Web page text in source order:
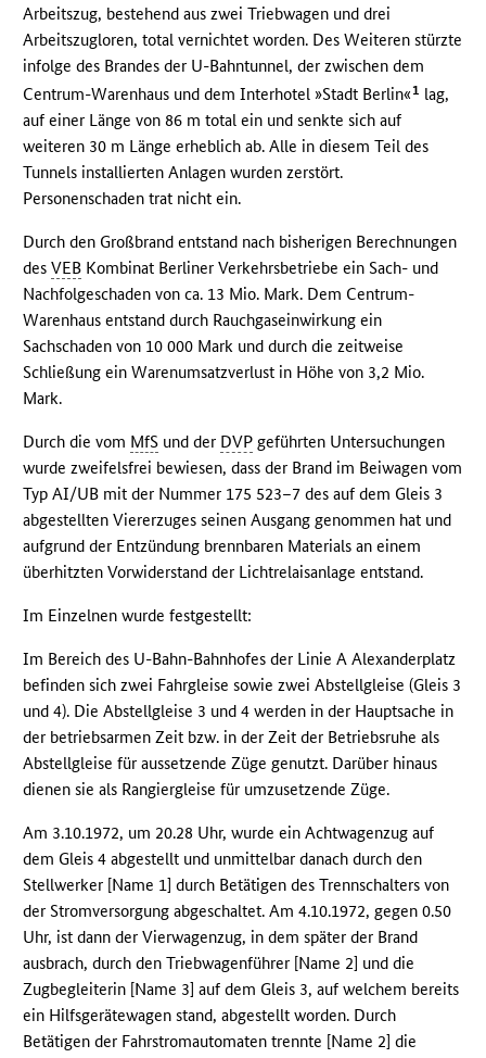
Arbeitszug, bestehend aus zwei Triebwagen und drei
Arbeitszugloren, total vernichtet worden. Des Weiteren stürzte
infolge des Brandes der U-Bahntunnel, der zwischen dem
Centrum-Warenhaus und dem Interhotel »Stadt Berlin«1 lag,
auf einer Länge von 86 m total ein und senkte sich auf
weiteren 30 m Länge erheblich ab. Alle in diesem Teil des
Tunnels installierten Anlagen wurden zerstört.
Personenschaden trat nicht ein.
Durch den Großbrand entstand nach bisherigen Berechnungen
desVEB Kombinat Berliner Verkehrsbetriebe ein Sach- und
Nachfolgeschaden von ca. 13 Mio. Mark. Dem Centrum-
Warenhaus entstand durch Rauchgaseinwirkung ein
Sachschaden von 10 000 Mark und durch die zeitweise
Schließung ein Warenumsatzverlust in Höhe von 3,2 Mio.
Mark.
Durch die vom MfS und der DVP geführten Untersuchungen
wurde zweifelsfrei bewiesen, dass der Brand im Beiwagen vom
Typ AI/UB mit der Nummer 175 523–7 des auf dem Gleis 3
abgestellten Viererzuges seinen Ausgang genommen hat und
aufgrund der Entzündung brennbaren Materials an einem
überhitzten Vorwiderstand der Lichtrelaisanlage entstand.
Im Einzelnen wurde festgestellt:
Im Bereich des U-Bahn-Bahnhofes der Linie A Alexanderplatz
befinden sich zwei Fahrgleise sowie zwei Abstellgleise (Gleis 3
und 4). Die Abstellgleise 3 und 4 werden in der Hauptsache in
der betriebsarmen Zeit bzw. in der Zeit der Betriebsruhe als
Abstellgleise für aussetzende Züge genutzt. Darüber hinaus
dienen sie als Rangiergleise für umzusetzende Züge.
Am 3.10.1972, um 20.28 Uhr, wurde ein Achtwagenzug auf
dem Gleis 4 abgestellt und unmittelbar danach durch den
Stellwerker [Name 1] durch Betätigen des Trennschalters von
der Stromversorgung abgeschaltet. Am 4.10.1972, gegen 0.50
Uhr, ist dann der Vierwagenzug, in dem später der Brand
ausbrach, durch den Triebwagenführer [Name 2] und die
Zugbegleiterin [Name 3] auf dem Gleis 3, auf welchem bereits
ein Hilfsgerätewagen stand, abgestellt worden. Durch
Betätigen der Fahrstromautomaten trennte [Name 2] die